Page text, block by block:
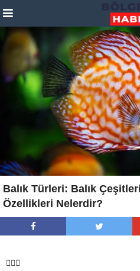
Balık Türleri: Balık
Özellikleri Nelerdir?